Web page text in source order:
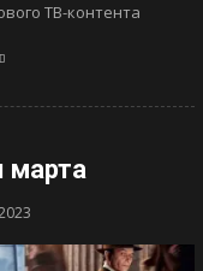
ТВ-контента
марта